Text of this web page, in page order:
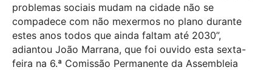
problemas sociais mudam na cidade não se
compadece com não mexermos no plano durante
estes anos todos que ainda faltam até 2030”,
adiantou João Marrana, que foi ouvido esta sexta-
feira na 6.ª Comissão Permanente da Assembleia